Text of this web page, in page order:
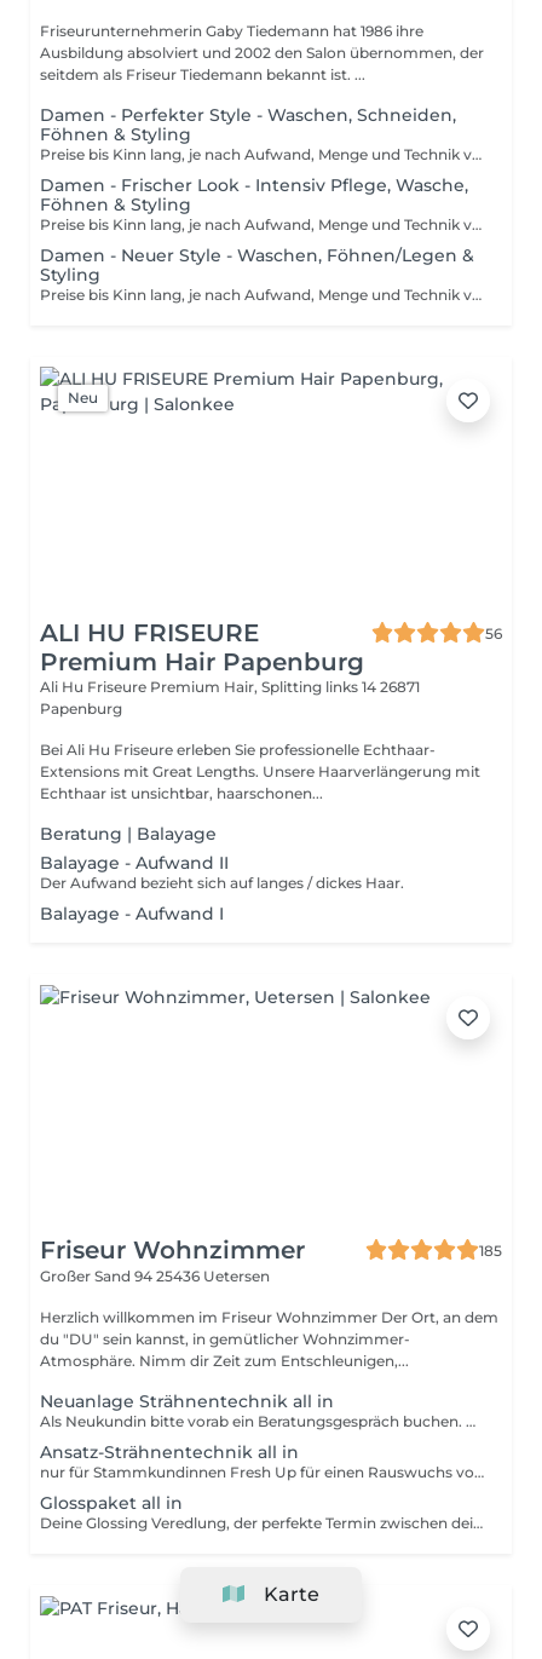
Friseurunternehmerin Gaby Tiedemann hat 1986 ihre
Ausbildung absolviert und 2002 den Salon übernommen, der
seitdem als Friseur Tiedemann bekannt ist. ...
Damen - Perfekter Style - Waschen, Schneiden,
Föhnen & Styling
Preise bis Kinn lang, je nach Aufwand, Menge und Technik variieren die Preise. Ausführliche und individuelle Beratung inkl. Preisermittlung. Wir verwenden ausschließlich Friseurexklusive Pflege-,Styling- und Finish Produkte.
Damen - Frischer Look - Intensiv Pflege, Wasche,
Föhnen & Styling
Preise bis Kinn lang, je nach Aufwand, Menge und Technik variieren die Preise. Ausführliche und individuelle Beratung inkl. Preisermittlung. Wir verwenden ausschließlich Friseurexklusive Pflege-,Styling- und Finish Produkte.
Damen - Neuer Style - Waschen, Föhnen/Legen &
Styling
Preise bis Kinn lang, je nach Aufwand, Menge und Technik variieren die Preise. Ausführliche und individuelle Beratung inkl. Preisermittlung. Wir verwenden ausschließlich Friseurexklusive Pflege-,Styling- und Finish Produkte.
Neu
ALI HU FRISEURE
Premium Hair Papenburg
56
Ali Hu Friseure Premium Hair, Splitting links 14 26871
Papenburg
Bei Ali Hu Friseure erleben Sie professionelle Echthaar-
Extensions mit Great Lengths. Unsere Haarverlängerung mit
Echthaar ist unsichtbar, haarschonen...
Beratung | Balayage
Balayage - Aufwand II
Der Aufwand bezieht sich auf langes / dickes Haar.
Balayage - Aufwand I
Friseur Wohnzimmer
185
Großer Sand 94 25436 Uetersen
Herzlich willkommen im Friseur Wohnzimmer Der Ort, an dem
du "DU" sein kannst, in gemütlicher Wohnzimmer-
Atmosphäre. Nimm dir Zeit zum Entschleunigen,...
Neuanlage Strähnentechnik all in
Als Neukundin bitte vorab ein Beratungsgespräch buchen. Feinste Handarbeit für fliessende Übergänge bis hin zur maximalen Helligkeit, ob eine traditionelle Freihand Balayage, die Airtouch Technik oder Babylights. Hier wird mit Olaplex, zum Aufbau der Haarstruktur, gearbeitet, einem individuelles Gloss, um deine neue Haarfarbe zu personalisieren, eine individuelle Haarpflege, ein Typgerechten Haarschnitt und das Styling, gehören selbstverständlich zu jeder Session dazu. Die Wahl der passenden Session richtet sich nach deiner individuellen Haarfülle und den gewünschten Details. So stellen wir sicher, dass wir genau die Zeit und Produktmenge einplanen, die dein Haar für ein perfektes Ergebnis benötigt. Als Neukundin bitte vorab einen Beratungstermin buchen.
Ansatz-Strähnentechnik all in
nur für Stammkundinnen Fresh Up für einen Rauswuchs von maximal 4cm Für alle die regelmässig ca alle 3 Monate frische Strähnen am Ansatz haben möchten Inklusive Olaplex, Gloss, Kopfmassage, Schnitt und Styling
Glosspaket all in
Deine Glossing Veredlung, der perfekte Termin zwischen deinen Strähnenbehandlungen, inklusive Pflegeritual,ein Typgerechter Haarschnitt und das Styling gehören selbstverständlich zu jeder Session dazu. Die Wahl der passenden Session richtet sich nach deiner individuellen Haarfülle und den gewünschten Details. So stellen wir sicher, dass wir genau die Zeit und Produktmenge einplanen, die dein Haar für ein perfektes Ergebnis benötigt.
Karte